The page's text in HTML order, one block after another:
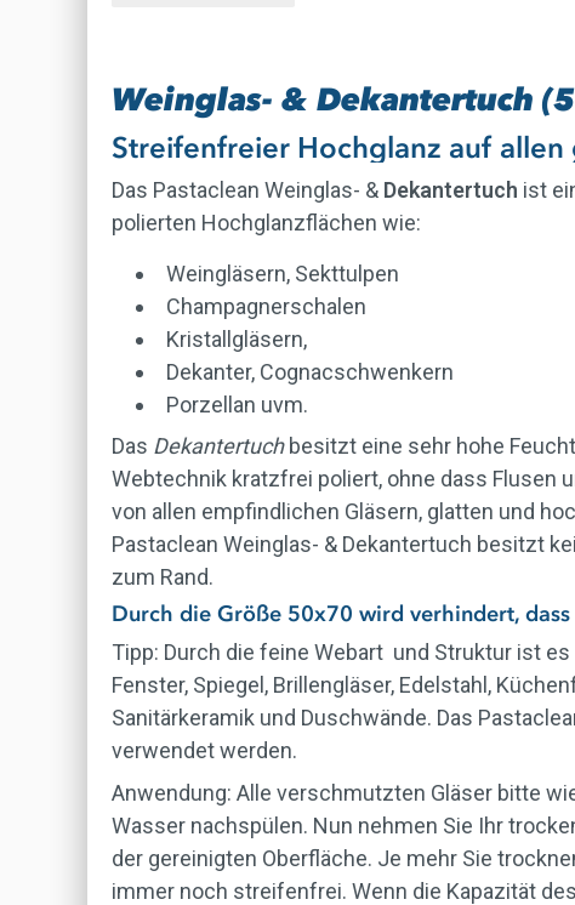
Weinglas- & Dekantertuch
Streifenfreier Hochglanz auf
Das Pastaclean Weinglas- & Dekantertuch ist
polierten Hochglanzflächen wie:
Weingläsern, Sekttulpen
Champagnerschalen
Kristallgläsern,
Dekanter, Cognacschwenkern
Porzellan uvm.
Das Dekantertuchbesitzt eine sehr hohe
Webtechnik kratzfrei poliert, ohne dass Flusen
von allen empfindlichen Gläsern, glatten und
Pastaclean Weinglas- & Dekantertuch besitzt
zum Rand.
Durch die Größe 50x70 wird verhindert,
Tipp: Durch die feine Webart und Struktur ist
Fenster, Spiegel, Brillengläser, Edelstahl,
Sanitärkeramik und Duschwände. Das
verwendet werden.
Anwendung: Alle verschmutzten Gläser bitte
Wasser nachspülen. Nun nehmen Sie Ihr
der gereinigten Oberfläche. Je mehr Sie
immer noch streifenfrei. Wenn die Kapazität